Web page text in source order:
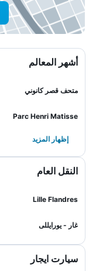
أشهر المعالم
متحف قصر كانوني
Parc Henri Matisse
إظهار المزيد
النقل العام
Lille Flandres
غار - يورايللى
سيارت ايجار